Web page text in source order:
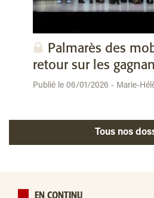
Palmarès des
retour sur les
Publié le 06/01/2026 - Marie-
Tous nos
EN CONTINU